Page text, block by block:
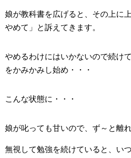
娘が教科書を広げると、その上に
やめて」と訴えてきます。
やめるわけにはいかないので続け
をかみかみし始め・・・
こんな状態に・・・
娘が叱っても甘いので、ず～と離
無視して勉強を続けていると、い